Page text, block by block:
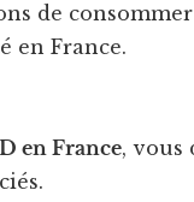
de
en France.
en France, vous